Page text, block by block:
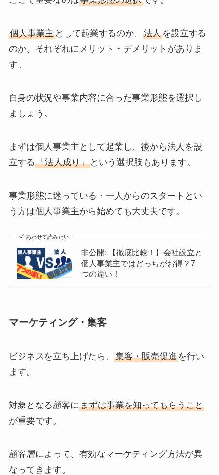
個人事業主として起業するのか、 法人を設立する
のか、それぞれにメリット・デメリットがありま
す。
自身の状況や事業内容に合った事業形態を選択し
ましょう。
まずは個人事業主として起業し、後から法人を設
立する「法人成り」という選択肢もあります。
事業形態に迷っている・一人からのスタートとい
う方は個人事業主から始めても大丈夫です。
あわせて読みたい
非公開: 【徹底比較！】会社設立と
個人事業主ではどっちがお得？7
つの違い！
マーケティング・集客
ビジネスを立ち上げたら、 集客・販売促進を行い
ます。
対象となる顧客にまずは事業を知ってもらうこと
が重要です。
顧客層によって、有効なマーケティング方法が異
なってきます。